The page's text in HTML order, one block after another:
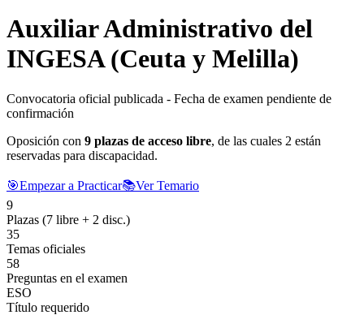
Auxiliar Administrativo del
INGESA (Ceuta y Melilla)
Convocatoria oficial publicada - Fecha de examen pendiente de
confirmación
Oposición con 9 plazas de acceso libre, de las cuales 2 están
reservadas para discapacidad.
🎯Empezar a Practicar📚Ver Temario
9
Plazas (7 libre + 2 disc.)
35
Temas oficiales
58
Preguntas en el examen
ESO
Título requerido